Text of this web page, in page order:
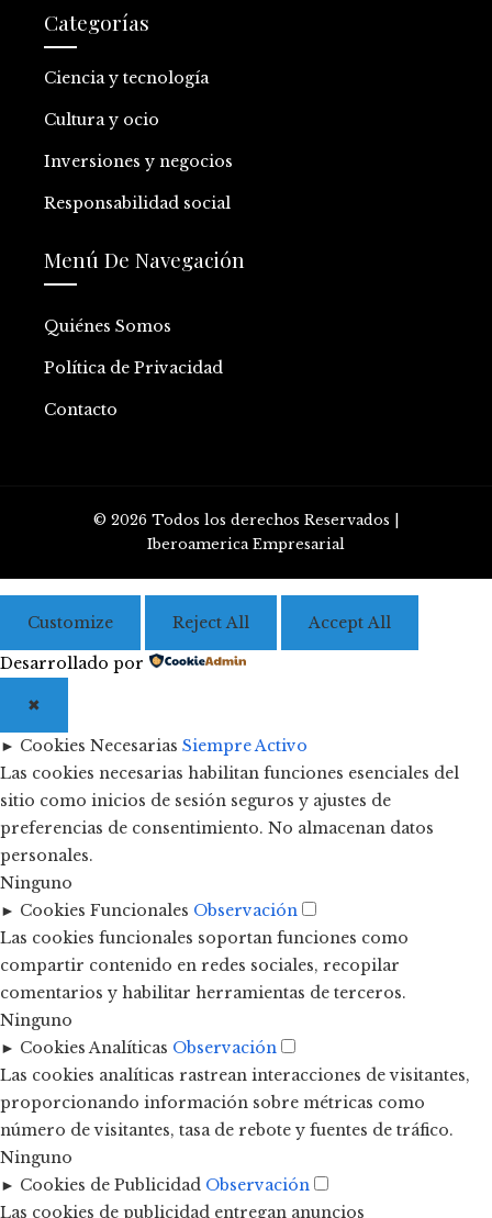
Categorías
Ciencia y tecnología
Cultura y ocio
Inversiones y negocios
Responsabilidad social
Menú De Navegación
Quiénes Somos
Política de Privacidad
Contacto
© 2026 Todos los derechos Reservados |
Iberoamerica Empresarial
Customize Reject All Accept All
Desarrollado por
✖
► Cookies Necesarias Siempre Activo
Las cookies necesarias habilitan funciones esenciales del
sitio como inicios de sesión seguros y ajustes de
preferencias de consentimiento. No almacenan datos
personales.
Ninguno
► Cookies Funcionales Observación
Las cookies funcionales soportan funciones como
compartir contenido en redes sociales, recopilar
comentarios y habilitar herramientas de terceros.
Ninguno
► Cookies Analíticas Observación
Las cookies analíticas rastrean interacciones de visitantes,
proporcionando información sobre métricas como
número de visitantes, tasa de rebote y fuentes de tráfico.
Ninguno
► Cookies de Publicidad Observación
Las cookies de publicidad entregan anuncios